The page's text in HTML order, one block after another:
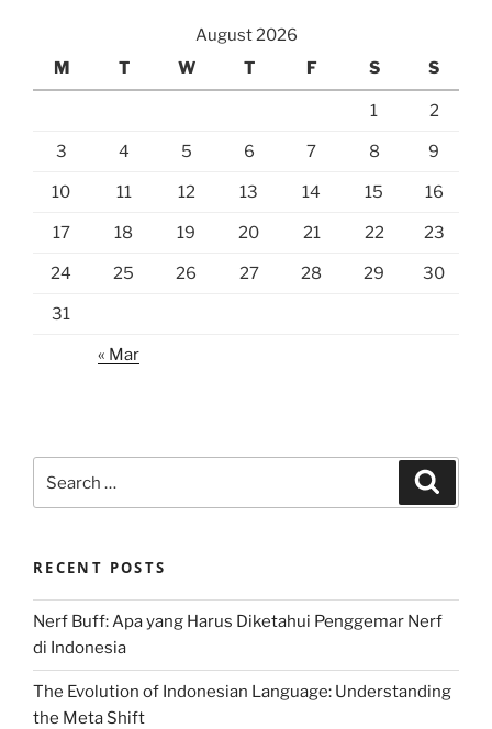
August 2026
M
T W T F S S
1 2
3 4 5 6 7 8 9
10 11 12 13 14 15 16
17 18 19 20 21 22 23
24 25 26 27 28 29 30
31
« Mar
for:
RECENT POSTS
Nerf Buff: Apa yang Harus Diketahui Penggemar Nerf
di Indonesia
The Evolution of Indonesian Language: Understanding
the Meta Shift